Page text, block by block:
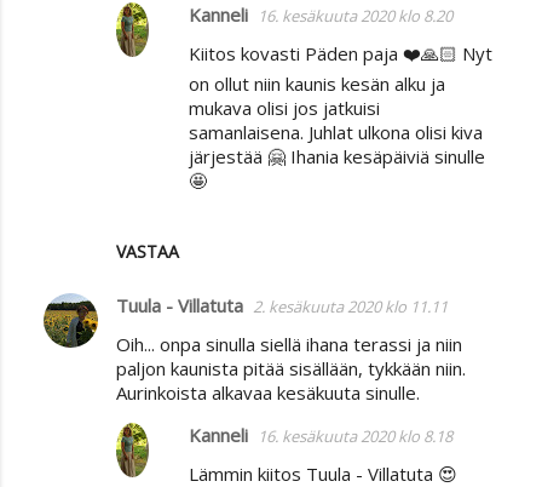
VASTAA
Kanneli 16. kesäkuuta 2020 klo 8.20
Kiitos kovasti Päden paja ❤️🙏🏻 Nyt
on ollut niin kaunis kesän alku ja
mukava olisi jos jatkuisi
samanlaisena. Juhlat ulkona olisi kiva
järjestää 🤗 Ihania kesäpäiviä sinulle
🤩
Tuula - Villatuta 2. kesäkuuta 2020 klo 11.11
Oih... onpa sinulla siellä ihana terassi ja niin
paljon kaunista pitää sisällään, tykkään niin.
Aurinkoista alkavaa kesäkuuta sinulle.
Kanneli
16. kesäkuuta 2020 klo 8.18
Lämmin kiitos Tuula - Villatuta 😍